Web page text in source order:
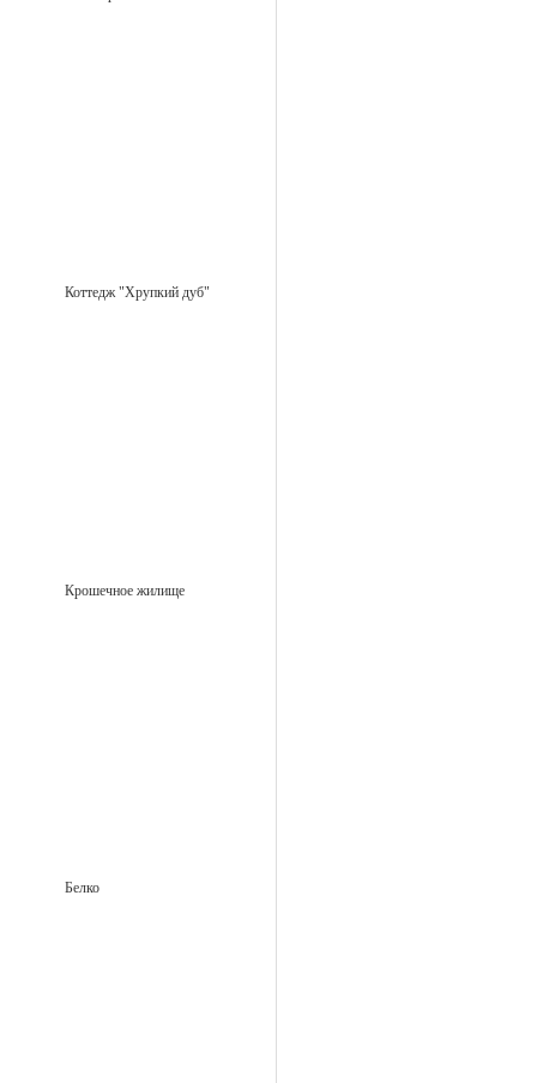
Коттедж "Хрупкий дуб"
Крошечное жилище
Белко